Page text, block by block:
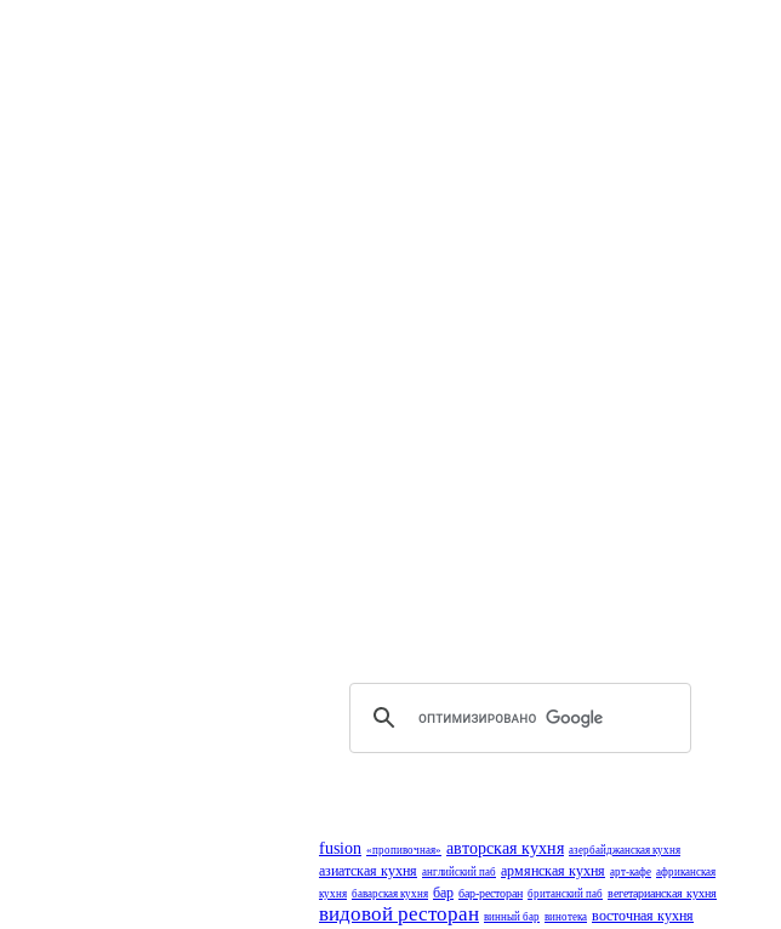
fusion «пропивочная» авторская кухня азербайджанская кухня
азиатская кухня английский паб армянская кухня арт-кафе африканская
кухня баварская кухня бар бар-ресторан британский паб вегетарианская кухня
видовой ресторан винный бар винотека восточная кухня